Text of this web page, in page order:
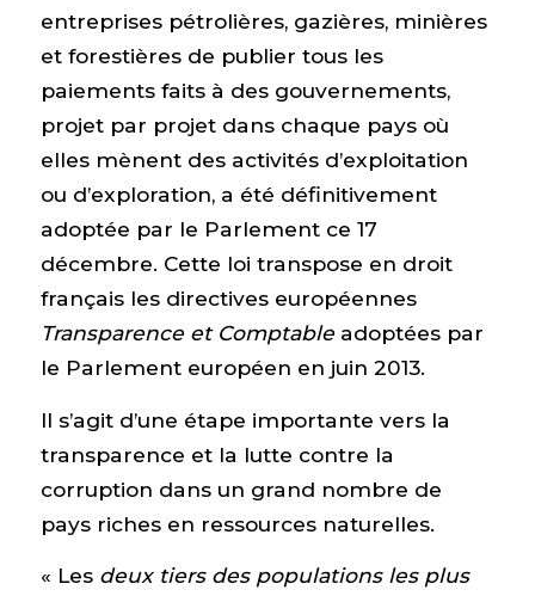
entreprises pétrolières, gazières, minières
et forestières de publier tous les
paiements faits à des gouvernements,
projet par projet dans chaque pays où
elles mènent des activités d’exploitation
ou d’exploration, a été définitivement
adoptée par le Parlement ce 17
décembre. Cette loi transpose en droit
français les directives européennes
Transparence et Comptableadoptées par
le Parlement européen en juin 2013.
Il s’agit d’une étape importante vers la
transparence et la lutte contre la
corruption dans un grand nombre de
pays riches en ressources naturelles.
« Les deux tiers des populations les plus